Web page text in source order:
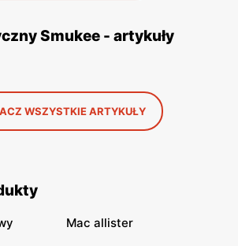
Smukee - artykuły
WSZYSTKIE ARTYKUŁY
Mac allister